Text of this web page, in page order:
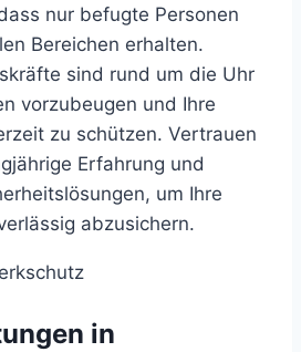
nur befugte Personen
Bereichen erhalten.
sind rund um die Uhr
vorzubeugen und Ihre
zu schützen. Vertrauen
Erfahrung und
um Ihre
abzusichern.
in